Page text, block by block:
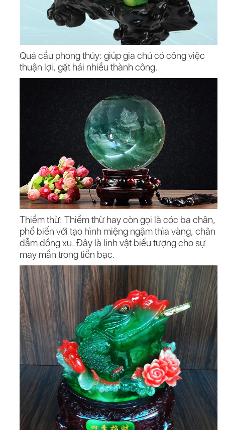
Quả cầu phong thủy: giúp gia chủ có công việc
thuận lợi, gặt hái nhiều thành công.
Thiềm thừ: Thiềm thừ hay còn gọi là cóc ba chân,
phổ biến với tạo hình miệng ngậm thìa vàng, chân
dẫm đồng xu. Đây là linh vật biểu tượng cho sự
may mắn trong tiền bạc.